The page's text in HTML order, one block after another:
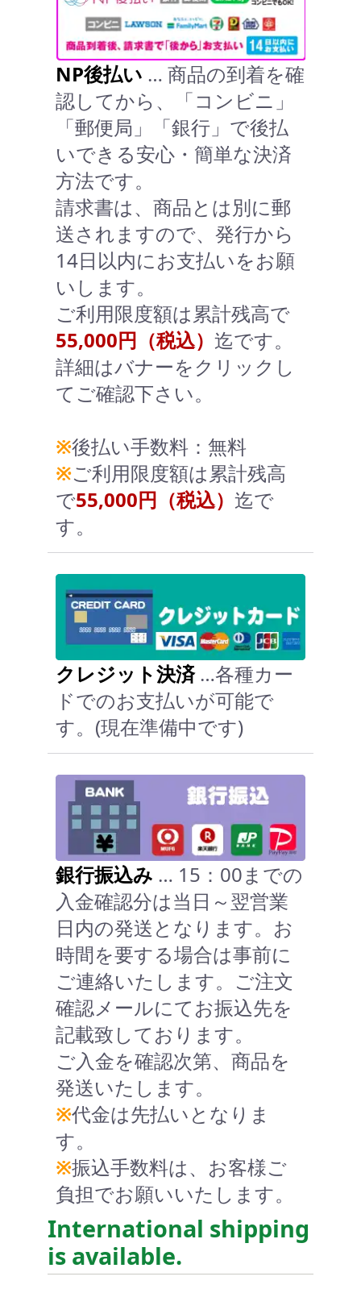
NP後払い … 商品の到着を確
認してから、「コンビニ」
「郵便局」「銀行」で後払
いできる安心・簡単な決済
方法です。
請求書は、商品とは別に郵
送されますので、発行から
14日以内にお支払いをお願
いします。
ご利用限度額は累計残高で
55,000円（税込） 迄です。
詳細はバナーをクリックし
てご確認下さい。
※後払い手数料：無料
※ご利用限度額は累計残高
で55,000円（税込） 迄で
す。
クレジット決済…各種カー
ドでのお支払いが可能で
す。(現在準備中です)
銀行振込み … 15：00までの
入金確認分は当日～翌営業
日内の発送となります。お
時間を要する場合は事前に
ご連絡いたします。ご注文
確認メールにてお振込先を
記載致しております。
ご入金を確認次第、商品を
発送いたします。
※代金は先払いとなりま
す。
※振込手数料は、お客様ご
負担でお願いいたします。
International shipping
is available.